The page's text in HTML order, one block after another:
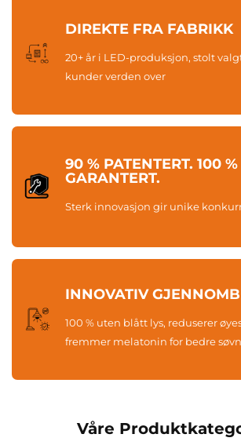
DIREKTE FRA FABRIKK
20+ år i LED-produksjon, stolt
kunder verden over
90 % PATENTERT. 100 %
GARANTERT.
Sterk innovasjon gir unike
INNOVATIV
100 % uten blått lys, reduserer
fremmer melatonin for bedre søvn
Våre